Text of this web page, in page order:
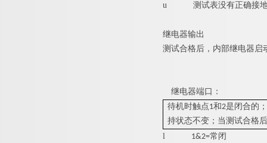
u
测试表没有正确接
继电器输出
测试合格后，内部继电器启
继电器端口：
待机时触点1和2是闭合的
持状态不变；当测试合格
l
1&2=常闭